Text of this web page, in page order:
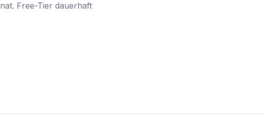
Free-Tier dauerhaft